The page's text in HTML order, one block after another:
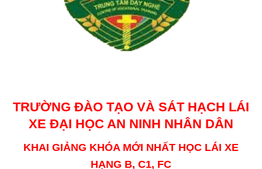
TRƯỜNG ĐÀO TẠO VÀ SÁT HẠCH LÁI
XE ĐẠI HỌC AN NINH NHÂN DÂN
KHAI GIẢNG KHÓA MỚI NHẤT HỌC LÁI XE
HẠNG B, C1, FC